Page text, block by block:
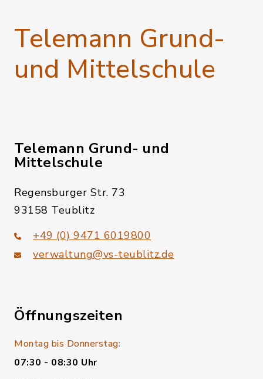
Telemann Grund-
und Mittelschule
Telemann Grund- und
Mittelschule
Regensburger Str. 73
93158 Teublitz
+49 (0) 9471 6019800
verwaltung@vs-teublitz.de
Öffnungszeiten
Montag bis Donnerstag:
07:30 - 08:30 Uhr